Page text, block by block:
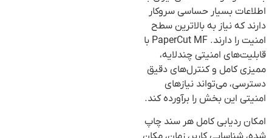
اطلاعات بسیار حساسی سروکار
دارند که نیاز به بالاترین سطح
امنیت را دارند. PaperCut MF با
قابلیت‌های امنیتی چندلایه،
ممیزی کامل و کنترل‌های دقیق
دسترسی، می‌تواند نیازهای
امنیتی این بخش را برآورده کند.
امکان ردیابی کامل هر سند چاپ